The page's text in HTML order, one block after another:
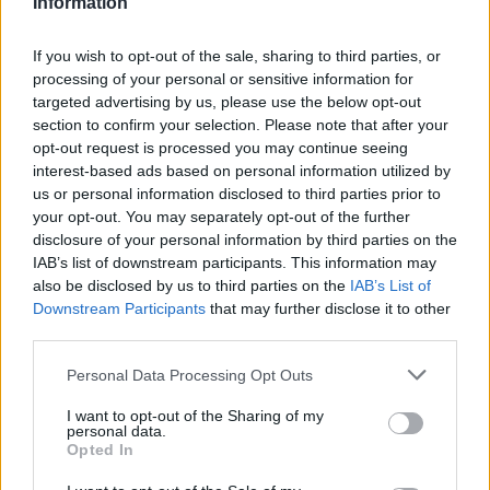
If you wish to opt-out of the sale, sharing to third parties, or
processing of your personal or sensitive information for
targeted advertising by us, please use the below opt-out
section to confirm your selection. Please note that after your
opt-out request is processed you may continue seeing
interest-based ads based on personal information utilized by
us or personal information disclosed to third parties prior to
your opt-out. You may separately opt-out of the further
disclosure of your personal information by third parties on the
IAB’s list of downstream participants. This information may
also be disclosed by us to third parties on the IAB’s List of
Downstream Participants that may further disclose it to other
Please note that this website/app uses one or more Google
not limited to your visit or usage behaviour. You may click to
grant or deny consent to Google and its third-party tags to
use your data for below specified purposes in below Google
consent section.
Personal Data Processing Opt Outs
I want to opt-out of the Sharing of my
personal data.
Opted In
Reply
dimitrov (@dimitrov)
Active Member
10 Μαΐου 2025 12:11
Τα παπάκια για να γίνουν κάτι σαν ΤΟΜΑ θέλουν 3 εκ το
πάει 1μιση δις για 500 οχήματα που θα είναι κάτι σαν ΤΟΜΑ.
Πόσο πάνε τα Lynx KF41, Philoctetes και CV90 για να έχεις
υπερσύγχρονα ΤΟΜΑ με συμπαραγωγή στην Ελλάδα και βάσιμη
να μείνει η γραμμή ανοιχτή και για άλλους πελάτες;
Θαρρώ πως ο ΕΣ είχε υπολογίσει 2,2 δις για τον ελάχιστο
αριθμό νέων ΤΟΜΑ ενώ οι εταιρείες προσφέρουν και καλά
Πέρα από το γεγονός πως σε καλύτερες μέρες μπορούμε νέες
αλλά και τσούρνεμα περισσότερων μεταχειρισμένων.